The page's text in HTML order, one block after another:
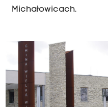
Michałowicach.